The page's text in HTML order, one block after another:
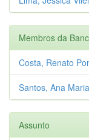
Membros da
Costa, Renato
Santos, Ana
Assunto